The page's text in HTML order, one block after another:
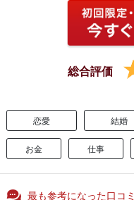
総合評価
恋愛 結婚
お金 仕事
最も参考になった口コミ